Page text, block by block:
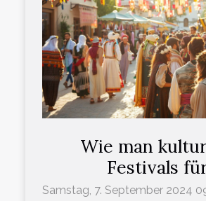
Wie man
Festivals
Bildungszwecke
Samstag, 7. September 2024